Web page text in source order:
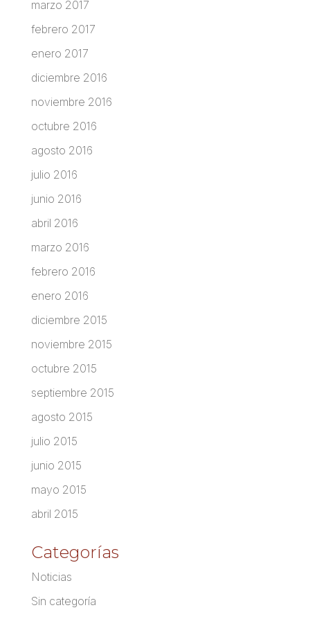
marzo 2017
febrero 2017
enero 2017
diciembre 2016
noviembre 2016
octubre 2016
agosto 2016
julio 2016
junio 2016
abril 2016
marzo 2016
febrero 2016
enero 2016
diciembre 2015
noviembre 2015
octubre 2015
septiembre 2015
agosto 2015
julio 2015
junio 2015
mayo 2015
abril 2015
Categorías
Noticias
Sin categoría